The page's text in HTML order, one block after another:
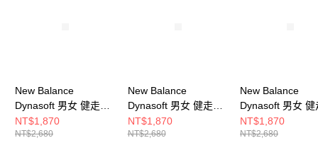
New Balance
Dynasoft 男女 健走鞋
U9005G9-2E
NT$1,870
NT$2,680
New Balance
Dynasoft 男女 健走鞋
U9009HG-2E
NT$1,870
NT$2,680
New Balance
Dynasoft 男女 健
U9503B2-2E
NT$1,870
NT$2,680